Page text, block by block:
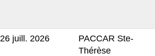
26 juill. 2026
PACCAR Ste-
Thérèse